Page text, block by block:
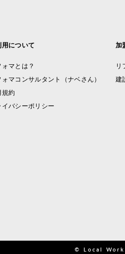
用について
ォマとは？
ォマコンサルタント（ナベさん）
約
イバシーポリシー
加
リ
建
© Local